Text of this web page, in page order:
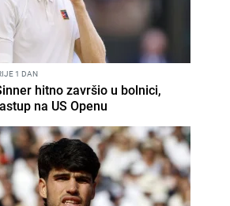
1 DAN
hitno završio u bolnici,
na US Openu